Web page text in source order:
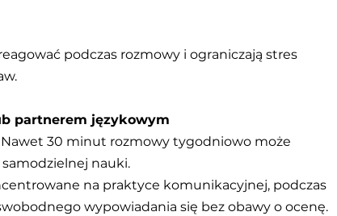
podczas rozmowy i ograniczają stres
partnerem językowym
30 minut rozmowy tygodniowo może
nauki.
na praktyce komunikacyjnej, podczas
wypowiadania się bez obawy o ocenę.